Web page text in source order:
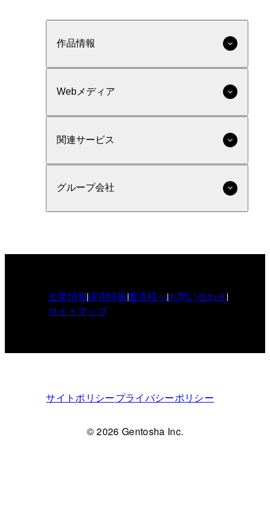
作品情報
Webメディア
関連サービス
グループ会社
企業情報採用情報書店様へお問い合わせ
サイトマップ
サイトポリシープライバシーポリシー
© 2026 Gentosha Inc.